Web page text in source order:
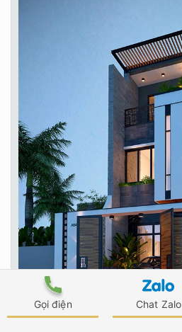
Gọi điện Chat Zalo